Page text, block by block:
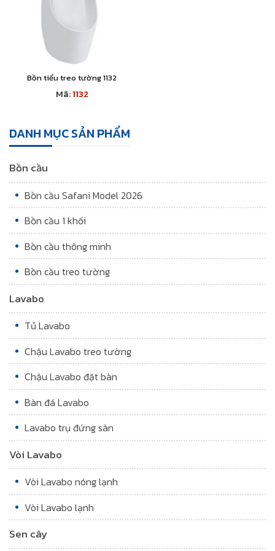
Bồn tiểu treo tường 1132
Mã:1132
DANH MỤC SẢN PHẨM
Bồn cầu
Bồn cầu Safani Model 2026
Bồn cầu 1 khối
Bồn cầu thông minh
Bồn cầu treo tường
Lavabo
Tủ Lavabo
Chậu Lavabo treo tường
Chậu Lavabo đặt bàn
Bàn đá Lavabo
Lavabo trụ đứng sàn
Vòi Lavabo
Vòi Lavabo nóng lạnh
Vòi Lavabo lạnh
Sen cây